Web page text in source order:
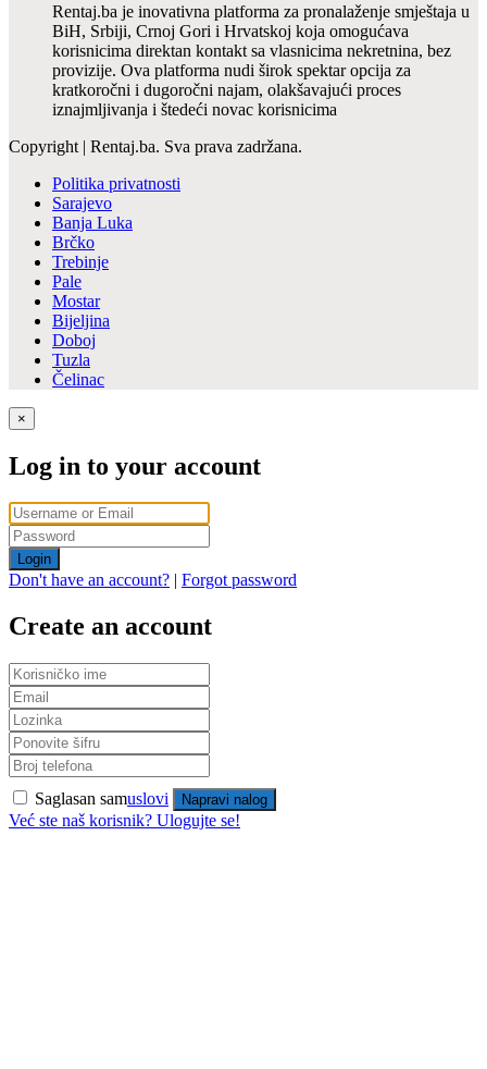
Rentaj.ba je inovativna platforma za pronalaženje smještaja u
BiH, Srbiji, Crnoj Gori i Hrvatskoj koja omogućava
korisnicima direktan kontakt sa vlasnicima nekretnina, bez
provizije. Ova platforma nudi širok spektar opcija za
kratkoročni i dugoročni najam, olakšavajući proces
iznajmljivanja i štedeći novac korisnicima
Copyright | Rentaj.ba. Sva prava zadržana.
Politika privatnosti
Sarajevo
Banja Luka
Brčko
Trebinje
Pale
Mostar
Bijeljina
Doboj
Tuzla
Čelinac
×
Log in to your account
Login
Don't have an account? | Forgot password
Create an account
Saglasan samuslovi Napravi nalog
Već ste naš korisnik? Ulogujte se!